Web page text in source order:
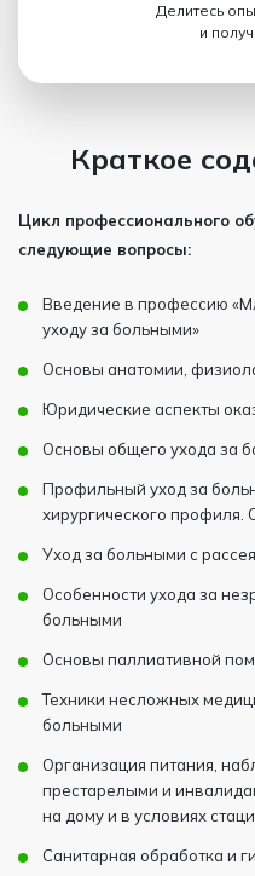
Делитесь
и
Краткое
Цикл профессионального
следующие вопросы:
Введение в профессию
уходу за больными»
Основы анатомии,
Юридические аспекты
Основы общего ухода за
Профильный уход за
хирургического профиля.
Уход за больными с
Особенности ухода за
больными
Основы паллиативной
Техники несложных
больными
Организация питания,
престарелыми и
на дому и в условиях
Санитарная обработка и